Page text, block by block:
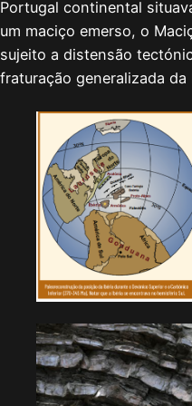
Portugal continental
um maciço emerso, o
sujeito a distensão
fraturação generalizada da